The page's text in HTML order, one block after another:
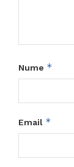
Nume *
Email *